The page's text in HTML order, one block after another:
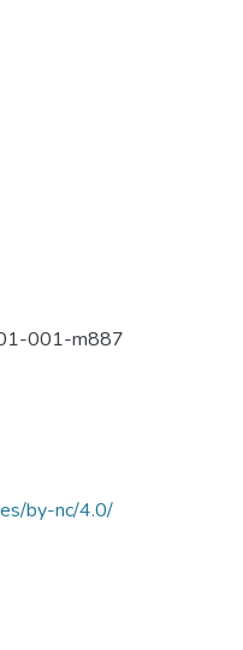
001-m887
by-nc/4.0/